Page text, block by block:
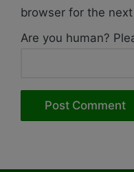
browser for the
Are you human?